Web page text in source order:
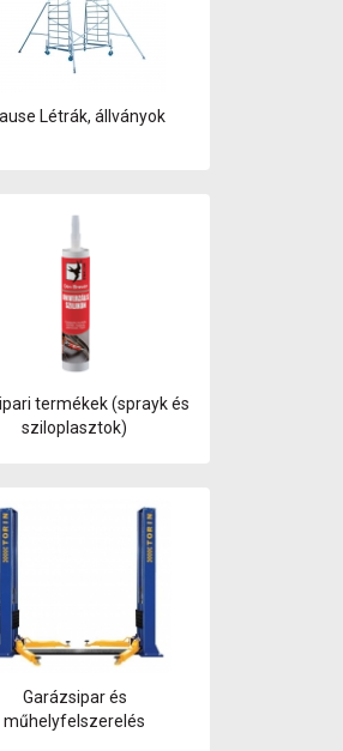
Létrák, állványok
termékek (sprayk és
sziloplasztok)
Garázsipar és
műhelyfelszerelés